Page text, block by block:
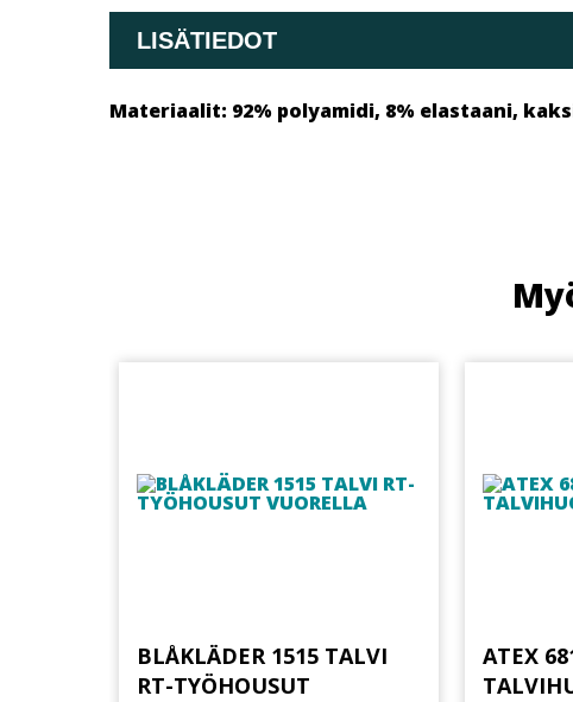
LISÄTIEDOT
Materiaalit: 92% polyamidi, 8% elastaani,
BLÅKLÄDER 1515 TALVI
RT-TYÖHOUSUT
ATEX